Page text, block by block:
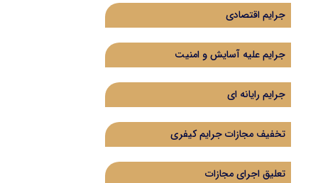
جرایم اقتصادی
جرایم علیه آسایش و امنیت
جرایم رایانه ای
تخفیف مجازات جرایم کیفری
تعلیق اجرای مجازات